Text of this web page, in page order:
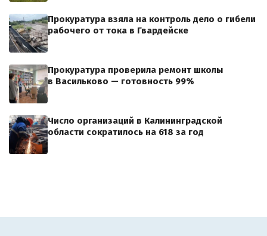
Прокуратура взяла на контроль дело о гибели
рабочего от тока в Гвардейске
Прокуратура проверила ремонт школы
в Васильково — готовность 99%
Число организаций в Калининградской
области сократилось на 618 за год